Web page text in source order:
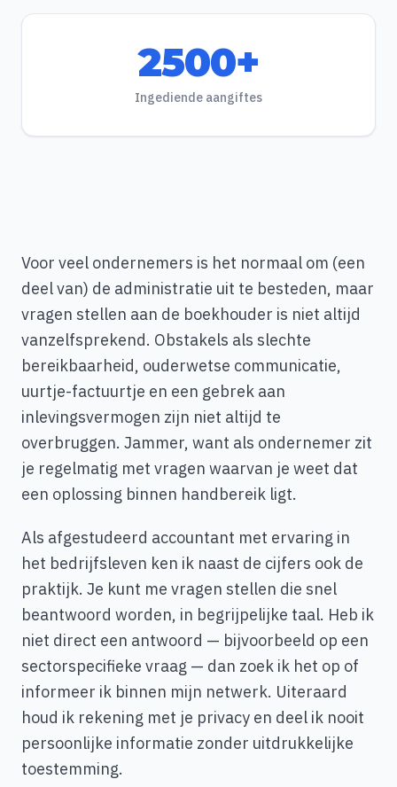
2500+
Ingediende aangiftes
Voor veel ondernemers is het normaal om (een
deel van) de administratie uit te besteden, maar
vragen stellen aan de boekhouder is niet altijd
vanzelfsprekend. Obstakels als slechte
bereikbaarheid, ouderwetse communicatie,
uurtje-factuurtje en een gebrek aan
inlevingsvermogen zijn niet altijd te
overbruggen. Jammer, want als ondernemer zit
je regelmatig met vragen waarvan je weet dat
een oplossing binnen handbereik ligt.
Als afgestudeerd accountant met ervaring in
het bedrijfsleven ken ik naast de cijfers ook de
praktijk. Je kunt me vragen stellen die snel
beantwoord worden, in begrijpelijke taal. Heb ik
niet direct een antwoord — bijvoorbeeld op een
sectorspecifieke vraag — dan zoek ik het op of
informeer ik binnen mijn netwerk. Uiteraard
houd ik rekening met je privacy en deel ik nooit
persoonlijke informatie zonder uitdrukkelijke
toestemming.